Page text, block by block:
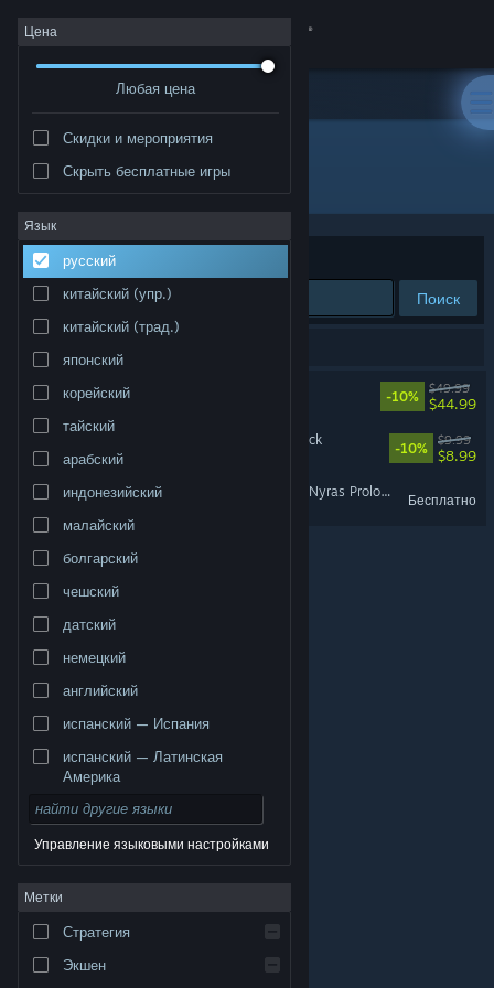
Войти
Сообщество
Информация
Поддержка
Изменить язык
Полная версия
© Valve Corporation. Все права сохранены. Все
торговые марки являются собственностью
Правовая информация
Соглашение подписчика Steam
Файлы cookie
Цена
Любая цена
Скидки и мероприятия
Скрыть бесплатные игры
Язык
русский
китайский (упр.)
китайский (трад.)
японский
корейский
тайский
арабский
индонезийский
малайский
болгарский
чешский
датский
немецкий
английский
испанский — Испания
испанский — Латинская
Америка
Управление языковыми настройками
Метки
Стратегия
Экшен
Разработчик: Alkimia Interactive
Сортировать по
Поиск
-10%
$49.99
$44.99
Gothic 1 Remake Soundtrack
-10%
$9.99
$8.99
Gothic 1 Remake - Demo (Nyras Prologue)
Бесплатно